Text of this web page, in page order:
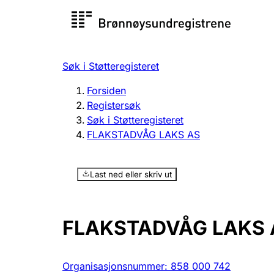
Registersøk
Registrere, endre, slette
Søk i Støtteregisteret
Forsiden
Registersøk
Søk i Støtteregisteret
FLAKSTADVÅG LAKS AS
Last ned eller skriv ut
FLAKSTADVÅG LAKS
Organisasjonsnummer: 858 000 742